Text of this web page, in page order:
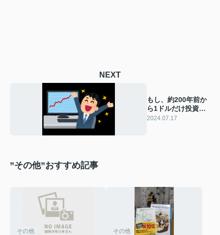
NEXT
もし、約200年前か
ら1ドルだけ投資を
していたら・・・。
2024.07.17
”その他”おすすめ記事
その他 その他